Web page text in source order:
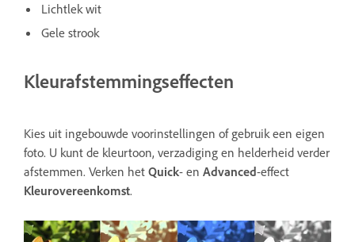
Lichtlek wit
Gele strook
Kleurafstemmingseffecten
Kies uit ingebouwde voorinstellingen of gebruik een eigen
foto. U kunt de kleurtoon, verzadiging en helderheid verder
afstemmen. Verken het Quick- en Advanced-effect
Kleurovereenkomst.